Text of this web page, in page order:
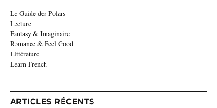
Le Guide des Polars
Lecture
Fantasy & Imaginaire
Romance & Feel Good
Littérature
Learn French
ARTICLES RÉCENTS